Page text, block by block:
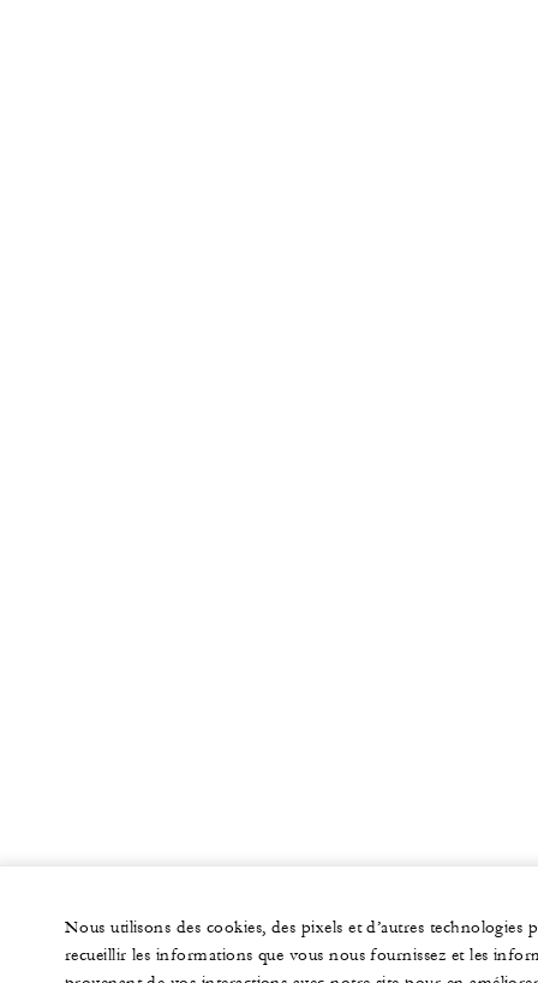
Nous utilisons des cookies, des pixels et d’autres technologies
recueillir les informations que vous nous fournissez et les